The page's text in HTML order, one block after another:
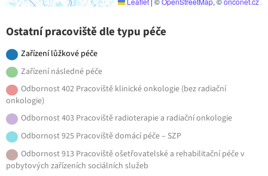
Ostatní pracoviště dle typu péče
Zařízení lůžkové péče
Zařízení následné péče
Odbornost 402 Pracoviště klinické onkologie (bez radiační
onkologie)
Odbornost 403 Pracoviště radioterapie a radiační onkologie
Odbornost 925 Pracoviště domácí péče – SZP
Odbornost 913 Pracoviště ošetřovatelské a rehabilitační péče v
pobytových zařízeních sociálních služeb